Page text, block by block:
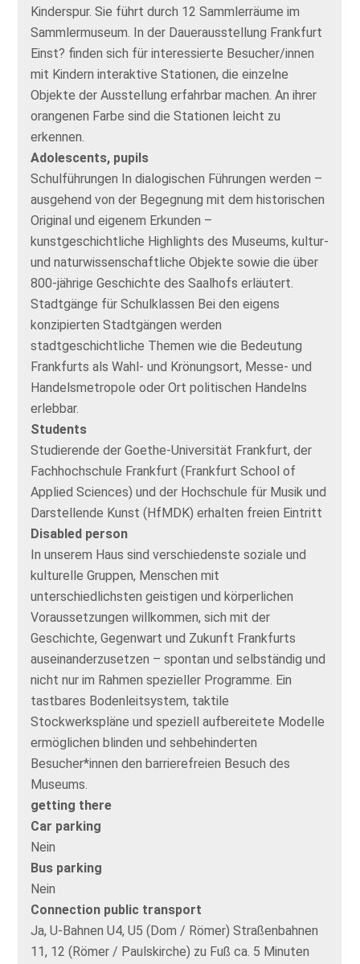
Kinderspur. Sie führt durch 12 Sammlerräume im
Sammlermuseum. In der Dauerausstellung Frankfurt
Einst? finden sich für interessierte Besucher/innen
mit Kindern interaktive Stationen, die einzelne
Objekte der Ausstellung erfahrbar machen. An ihrer
orangenen Farbe sind die Stationen leicht zu
erkennen.
Adolescents, pupils
Schulführungen In dialogischen Führungen werden –
ausgehend von der Begegnung mit dem historischen
Original und eigenem Erkunden –
kunstgeschichtliche Highlights des Museums, kultur-
und naturwissenschaftliche Objekte sowie die über
800-jährige Geschichte des Saalhofs erläutert.
Stadtgänge für Schulklassen Bei den eigens
konzipierten Stadtgängen werden
stadtgeschichtliche Themen wie die Bedeutung
Frankfurts als Wahl- und Krönungsort, Messe- und
Handelsmetropole oder Ort politischen Handelns
erlebbar.
Students
Studierende der Goethe-Universität Frankfurt, der
Fachhochschule Frankfurt (Frankfurt School of
Applied Sciences) und der Hochschule für Musik und
Darstellende Kunst (HfMDK) erhalten freien Eintritt
Disabled person
In unserem Haus sind verschiedenste soziale und
kulturelle Gruppen, Menschen mit
unterschiedlichsten geistigen und körperlichen
Voraussetzungen willkommen, sich mit der
Geschichte, Gegenwart und Zukunft Frankfurts
auseinanderzusetzen – spontan und selbständig und
nicht nur im Rahmen spezieller Programme. Ein
tastbares Bodenleitsystem, taktile
Stockwerkspläne und speziell aufbereitete Modelle
ermöglichen blinden und sehbehinderten
Besucher*innen den barrierefreien Besuch des
Museums.
getting there
Car parking
Nein
Bus parking
Nein
Connection public transport
Ja, U-Bahnen U4, U5 (Dom / Römer) Straßenbahnen
11, 12 (Römer / Paulskirche) zu Fuß ca. 5 Minuten